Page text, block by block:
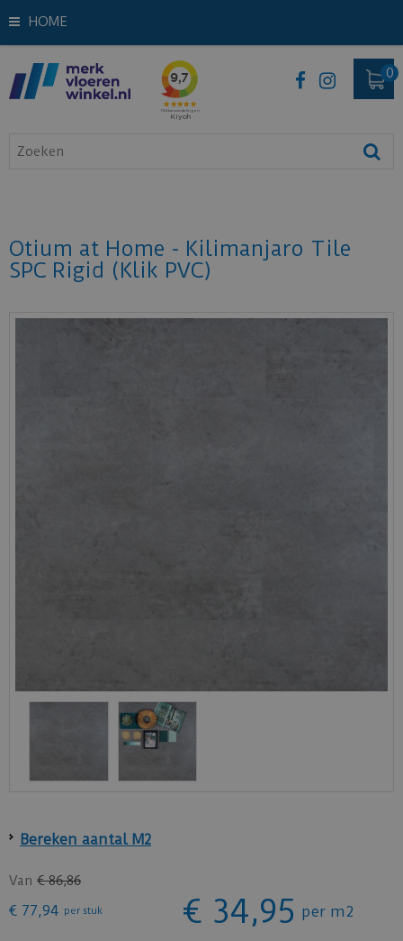
HOME
Otium at Home - Kilimanjaro Tile
SPC Rigid (Klik PVC)
Bereken aantal M2
Van € 86,86
€ 77,94 per stuk € 34,95 per m2